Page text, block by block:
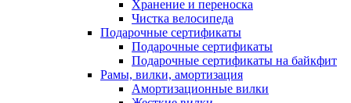
Хранение и переноска
Чистка велосипеда
Подарочные сертификаты
Подарочные сертификаты
Подарочные сертификаты на байкфит
Рамы, вилки, амортизация
Амортизационные вилки